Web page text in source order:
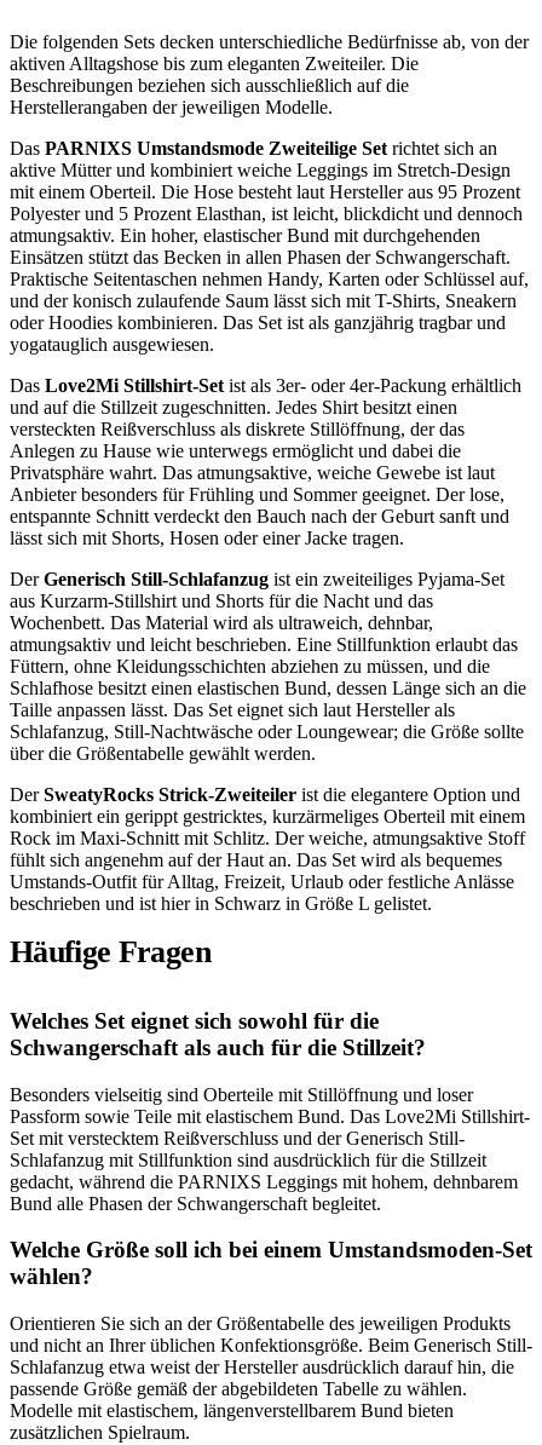
Die folgenden Sets decken unterschiedliche Bedürfnisse ab, von der
aktiven Alltagshose bis zum eleganten Zweiteiler. Die
Beschreibungen beziehen sich ausschließlich auf die
Herstellerangaben der jeweiligen Modelle.
Das PARNIXS Umstandsmode Zweiteilige Set richtet sich an
aktive Mütter und kombiniert weiche Leggings im Stretch-Design
mit einem Oberteil. Die Hose besteht laut Hersteller aus 95 Prozent
Polyester und 5 Prozent Elasthan, ist leicht, blickdicht und dennoch
atmungsaktiv. Ein hoher, elastischer Bund mit durchgehenden
Einsätzen stützt das Becken in allen Phasen der Schwangerschaft.
Praktische Seitentaschen nehmen Handy, Karten oder Schlüssel auf,
und der konisch zulaufende Saum lässt sich mit T-Shirts, Sneakern
oder Hoodies kombinieren. Das Set ist als ganzjährig tragbar und
yogatauglich ausgewiesen.
Das Love2Mi Stillshirt-Set ist als 3er- oder 4er-Packung erhältlich
und auf die Stillzeit zugeschnitten. Jedes Shirt besitzt einen
versteckten Reißverschluss als diskrete Stillöffnung, der das
Anlegen zu Hause wie unterwegs ermöglicht und dabei die
Privatsphäre wahrt. Das atmungsaktive, weiche Gewebe ist laut
Anbieter besonders für Frühling und Sommer geeignet. Der lose,
entspannte Schnitt verdeckt den Bauch nach der Geburt sanft und
lässt sich mit Shorts, Hosen oder einer Jacke tragen.
DerGenerisch Still-Schlafanzug ist ein zweiteiliges Pyjama-Set
aus Kurzarm-Stillshirt und Shorts für die Nacht und das
Wochenbett. Das Material wird als ultraweich, dehnbar,
atmungsaktiv und leicht beschrieben. Eine Stillfunktion erlaubt das
Füttern, ohne Kleidungsschichten abziehen zu müssen, und die
Schlafhose besitzt einen elastischen Bund, dessen Länge sich an die
Taille anpassen lässt. Das Set eignet sich laut Hersteller als
Schlafanzug, Still-Nachtwäsche oder Loungewear; die Größe sollte
über die Größentabelle gewählt werden.
DerSweatyRocks Strick-Zweiteiler ist die elegantere Option und
kombiniert ein gerippt gestricktes, kurzärmeliges Oberteil mit einem
Rock im Maxi-Schnitt mit Schlitz. Der weiche, atmungsaktive Stoff
fühlt sich angenehm auf der Haut an. Das Set wird als bequemes
Umstands-Outfit für Alltag, Freizeit, Urlaub oder festliche Anlässe
beschrieben und ist hier in Schwarz in Größe L gelistet.
Häufige Fragen
Welches Set eignet sich sowohl für die
Schwangerschaft als auch für die Stillzeit?
Besonders vielseitig sind Oberteile mit Stillöffnung und loser
Passform sowie Teile mit elastischem Bund. Das Love2Mi Stillshirt-
Set mit verstecktem Reißverschluss und der Generisch Still-
Schlafanzug mit Stillfunktion sind ausdrücklich für die Stillzeit
gedacht, während die PARNIXS Leggings mit hohem, dehnbarem
Bund alle Phasen der Schwangerschaft begleitet.
Welche Größe soll ich bei einem Umstandsmoden-Set
wählen?
Orientieren Sie sich an der Größentabelle des jeweiligen Produkts
und nicht an Ihrer üblichen Konfektionsgröße. Beim Generisch Still-
Schlafanzug etwa weist der Hersteller ausdrücklich darauf hin, die
passende Größe gemäß der abgebildeten Tabelle zu wählen.
Modelle mit elastischem, längenverstellbarem Bund bieten
zusätzlichen Spielraum.